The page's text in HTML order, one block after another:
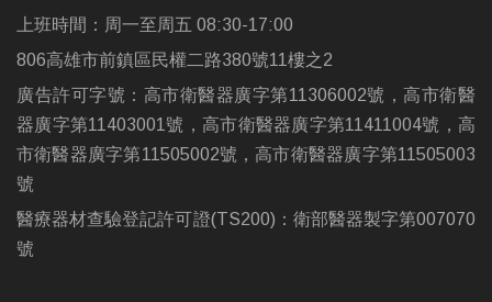
上班時間：周一至周五 08:30-17:00
806高雄市前鎮區民權二路380號11樓之2
廣告許可字號：高市衛醫器廣字第11306002號，高市衛醫
器廣字第11403001號，高市衛醫器廣字第11411004號，高
市衛醫器廣字第11505002號，高市衛醫器廣字第11505003
號
醫療器材查驗登記許可證(TS200)：衛部醫器製字第007070
號